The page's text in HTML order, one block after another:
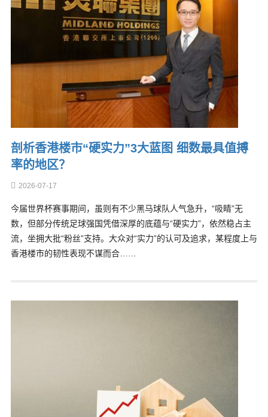
剖析香港楼市“硬实力”3大蓝图 细数最具值搏
率的地区？
2026-07-17
今届世界杯赛事期间，虽则有不少黑马球队人气急升，“吸睛”无
数，但部分传统足球强国凭借深厚的底蕴与“硬实力”，依然稳占主
流，坐拥大批“粉丝”支持。大众对“实力”的认可及追求，某程度上与
香港楼市的韧性表现不谋而合……